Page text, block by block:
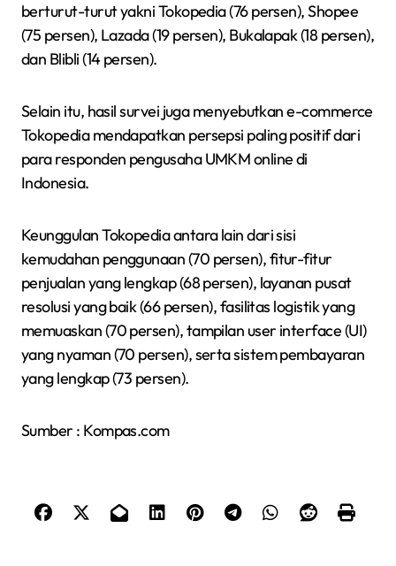
berturut-turut yakni Tokopedia (76 persen), Shopee
(75 persen), Lazada (19 persen), Bukalapak (18 persen),
dan Blibli (14 persen).
Selain itu, hasil survei juga menyebutkan e-commerce
Tokopedia mendapatkan persepsi paling positif dari
para responden pengusaha UMKM online di
Indonesia.
Keunggulan Tokopedia antara lain dari sisi
kemudahan penggunaan (70 persen), fitur-fitur
penjualan yang lengkap (68 persen), layanan pusat
resolusi yang baik (66 persen), fasilitas logistik yang
memuaskan (70 persen), tampilan user interface (UI)
yang nyaman (70 persen), serta sistem pembayaran
yang lengkap (73 persen).
Sumber : Kompas.com